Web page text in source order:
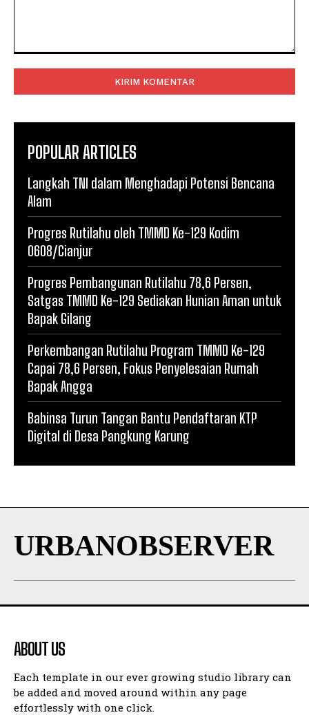
POPULAR ARTICLES
Langkah TNI dalam Menghadapi Potensi Bencana
Alam
Progres Rutilahu oleh TMMD Ke-129 Kodim
0608/Cianjur
Progres Pembangunan Rutilahu 78,6 Persen,
Satgas TMMD Ke-129 Sediakan Hunian Aman untuk
Bapak Gilang
Perkembangan Rutilahu Program TMMD Ke-129
Capai 78,6 Persen, Fokus Penyelesaian Rumah
Bapak Angga
Babinsa Turun Tangan Bantu Pendaftaran KTP
Digital di Desa Pangkung Karung
URBANOBSERVER
ABOUT US
Each template in our ever growing studio library can
be added and moved around within any page
effortlessly with one click.